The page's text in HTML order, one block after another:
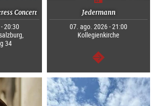
Concert
20:30
34
Jedermann
07. ago. 2026 - 21:00
Kollegienkirche
segue